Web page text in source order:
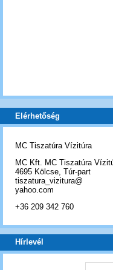
Elérhetőség
MC Tiszatúra Vízitúra
MC Kft. MC Tiszatúra
4695 Kölcse, Túr-part
tiszatura_vizitura@
yahoo.com
+36 209 342 760
Hírlevél